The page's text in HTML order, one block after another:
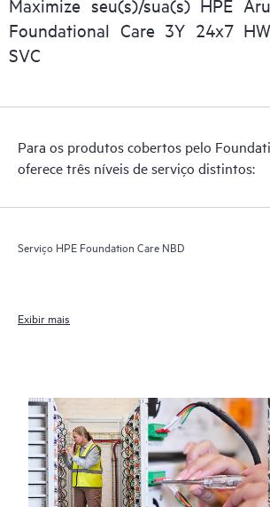
Maximize seu(s)/sua(s) HPE
Foundational Care 3Y 24x7
SVC
Para os produtos cobertos pelo
oferece três níveis de serviço distintos:
Serviço HPE Foundation Care NBD
Exibir mais